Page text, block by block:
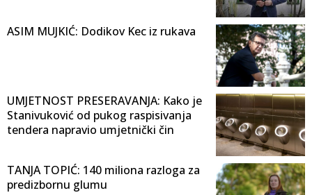
ASIM MUJKIĆ: Dodikov Kec iz rukava
UMJETNOST PRESERAVANJA: Kako je
Stanivuković od pukog raspisivanja
tendera napravio umjetnički čin
TANJA TOPIĆ: 140 miliona razloga za
predizbornu glumu